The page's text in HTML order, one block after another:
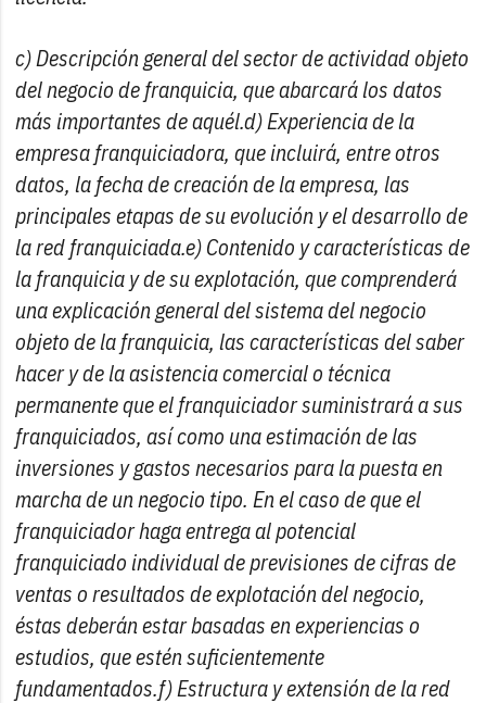
c) Descripción general del sector de actividad objeto
del negocio de franquicia, que abarcará los datos
más importantes de aquél.d) Experiencia de la
empresa franquiciadora, que incluirá, entre otros
datos, la fecha de creación de la empresa, las
principales etapas de su evolución y el desarrollo de
la red franquiciada.e) Contenido y características de
la franquicia y de su explotación, que comprenderá
una explicación general del sistema del negocio
objeto de la franquicia, las características del saber
hacer y de la asistencia comercial o técnica
permanente que el franquiciador suministrará a sus
franquiciados, así como una estimación de las
inversiones y gastos necesarios para la puesta en
marcha de un negocio tipo. En el caso de que el
franquiciador haga entrega al potencial
franquiciado individual de previsiones de cifras de
ventas o resultados de explotación del negocio,
éstas deberán estar basadas en experiencias o
estudios, que estén suficientemente
fundamentados.f) Estructura y extensión de la red